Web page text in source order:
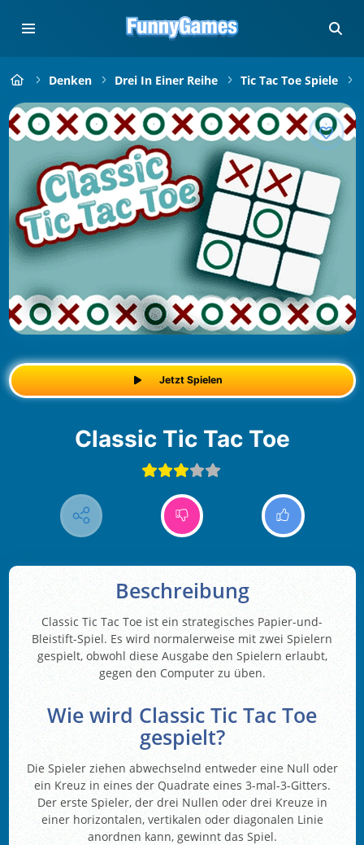
Denken Drei In Einer Reihe Tic Tac Toe Spiele
Jetzt Spielen
Classic Tic Tac Toe
Beschreibung
Classic Tic Tac Toe ist ein strategisches Papier-und-
Bleistift-Spiel. Es wird normalerweise mit zwei Spielern
gespielt, obwohl diese Ausgabe den Spielern erlaubt,
gegen den Computer zu üben.
Wie wird Classic Tic Tac Toe
gespielt?
Die Spieler ziehen abwechselnd entweder eine Null oder
ein Kreuz in eines der Quadrate eines 3-mal-3-Gitters.
Der erste Spieler, der drei Nullen oder drei Kreuze in
einer horizontalen, vertikalen oder diagonalen Linie
anordnen kann, gewinnt das Spiel.